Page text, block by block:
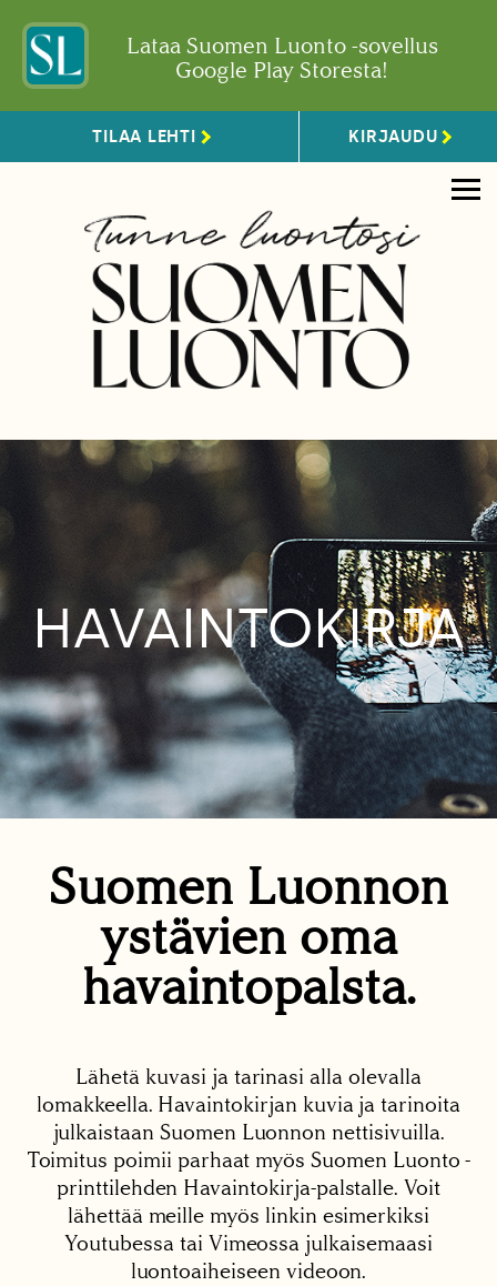
Lataa Suomen Luonto -sovellus
Google Play Storesta!
TILAA LEHTI KIRJAUDU
HAVAINTOKIRJA
Suomen Luonnon
ystävien oma
havaintopalsta.
Lähetä kuvasi ja tarinasi alla olevalla
lomakkeella. Havaintokirjan kuvia ja tarinoita
julkaistaan Suomen Luonnon nettisivuilla.
Toimitus poimii parhaat myös Suomen Luonto -
printtilehden Havaintokirja-palstalle. Voit
lähettää meille myös linkin esimerkiksi
Youtubessa tai Vimeossa julkaisemaasi
luontoaiheiseen videoon.